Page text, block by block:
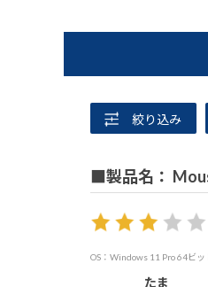
絞り込み
■製品名：
OS：Windows 11 Pro 64ビッ
たま